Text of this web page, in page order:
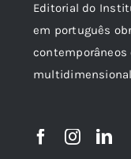
Editorial do
em português
contemporâneos